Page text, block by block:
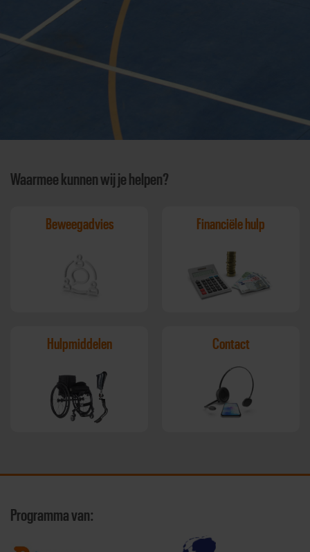
Waarmee kunnen wij je helpen?
Beweegadvies Financiële hulp
Hulpmiddelen Contact
Programma van: